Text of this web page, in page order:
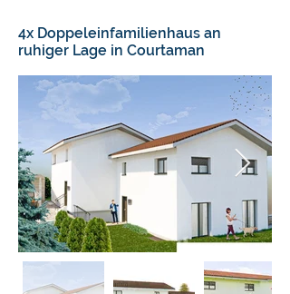
4x Doppeleinfamilienhaus an
ruhiger Lage in Courtaman